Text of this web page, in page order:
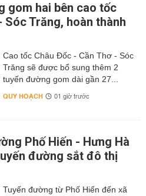
gom hai bên cao tốc
Sóc Trăng, hoàn thành
Cao tốc Châu Đốc - Cần Thơ - Sóc
Trăng sẽ được bổ sung thêm 2
tuyến đường gom dài gần 27...
QUY HOẠCH 01 giờ trước
Phố Hiến - Hưng Hà
đường sắt đô thị
Tuyến đường từ Phố Hiến đến xã